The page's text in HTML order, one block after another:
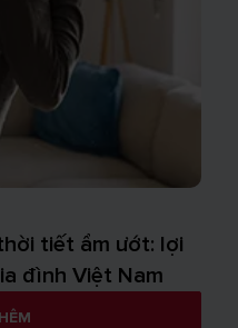
tiết ẩm ướt: lợi
đình Việt Nam